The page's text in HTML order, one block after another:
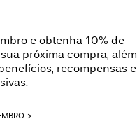
e obtenha 10% de
próxima compra, além
recompensas e